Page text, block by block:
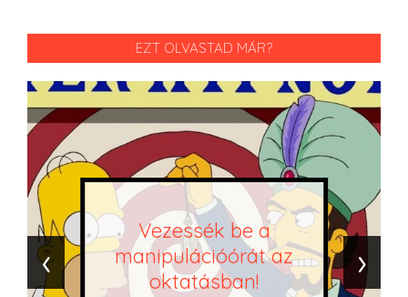
EZT OLVASTAD MÁR?
Vezessék be a
manipulációórát az
oktatásban!
‹ ›